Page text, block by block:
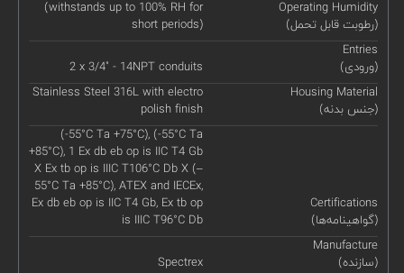
Operating Humidity
(رطوبت قابل تحمل)
(withstands up to 100% RH for
short periods)
Entries
(ورودی)
2 x 3/4" - 14NPT conduits
Housing Material
(جنس بدنه)
Stainless Steel 316L with electro
polish finish
Certifications
(گواهینامه‌ها)
(-55°C Ta +75°C), (-55°C Ta
+85°C), 1 Ex db eb op is IIC T4 Gb
X Ex tb op is IIIC T106°C Db X (–
55°C Ta +85°C), ATEX and IECEx,
Ex db eb op is IIC T4 Gb, Ex tb op
is IIIC T96°C Db
Manufacture
(سازنده)
Spectrex